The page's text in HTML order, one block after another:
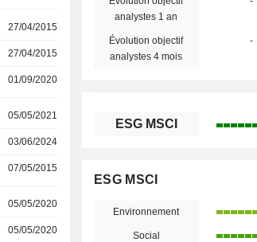
27/04/2015
27/04/2015
01/09/2020
05/05/2021
03/06/2024
07/05/2015
05/05/2020
05/05/2020
analystes 1 an
Évolution objectif
analystes 4 mois
-
ESG MSCI
ESG MSCI
Environnement
Social